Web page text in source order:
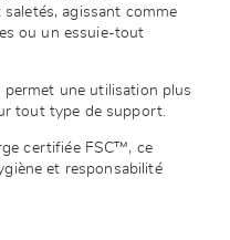
agissant comme
ou un essuie-tout
permet une utilisation plus
tout type de support.
certifiée FSC™, ce
et responsabilité